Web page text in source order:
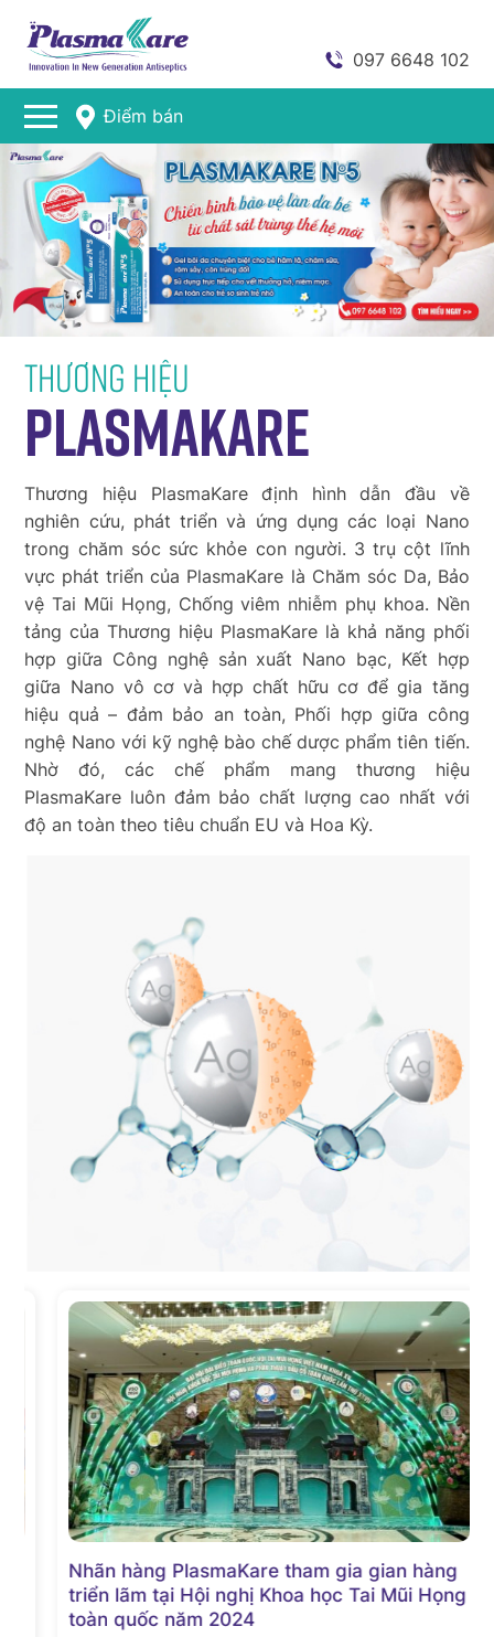
097 6648 102
Điểm bán
Thương hiệu
Plasmakare
Thương hiệu PlasmaKare định hình dẫn đầu về
nghiên cứu, phát triển và ứng dụng các loại Nano
trong chăm sóc sức khỏe con người. 3 trụ cột lĩnh
vực phát triển của PlasmaKare là Chăm sóc Da, Bảo
vệ Tai Mũi Họng, Chống viêm nhiễm phụ khoa. Nền
tảng của Thương hiệu PlasmaKare là khả năng phối
hợp giữa Công nghệ sản xuất Nano bạc, Kết hợp
giữa Nano vô cơ và hợp chất hữu cơ để gia tăng
hiệu quả – đảm bảo an toàn, Phối hợp giữa công
nghệ Nano với kỹ nghệ bào chế dược phẩm tiên tiến.
Nhờ đó, các chế phẩm mang thương hiệu
PlasmaKare luôn đảm bảo chất lượng cao nhất với
độ an toàn theo tiêu chuẩn EU và Hoa Kỳ.
Nhãn hàng PlasmaKare tham gia gian hàng
triển lãm tại Hội nghị Khoa học Tai Mũi Họng
toàn quốc năm 2024